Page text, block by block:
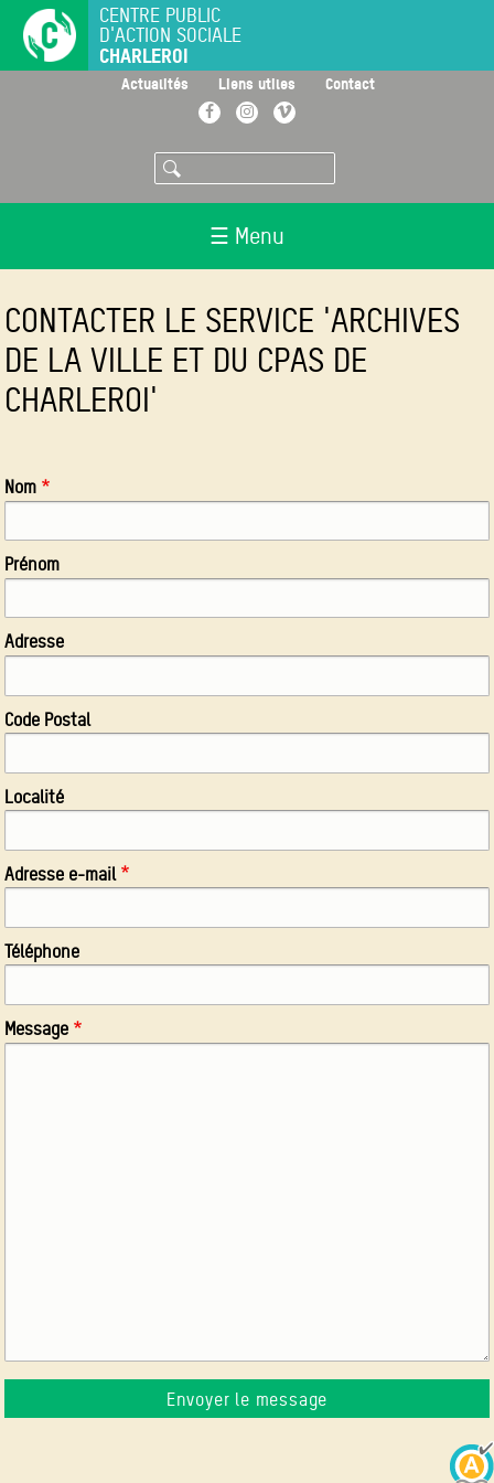
principal
CENTRE PUBLIC
D'ACTION SOCIALE
CHARLEROI
Actualités Liens utiles Contact
FacebookInstagramVimeo
Rechercher
☰ Menu
CONTACTER LE SERVICE 'ARCHIVES
DE LA VILLE ET DU CPAS DE
CHARLEROI'
Nom
Prénom
Adresse
Code Postal
Localité
Adresse e-mail
Téléphone
Message